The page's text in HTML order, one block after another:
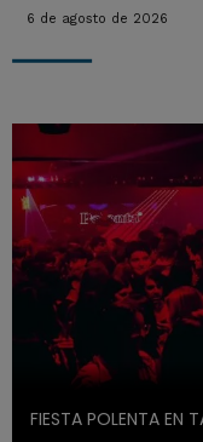
6 de agosto de 2026
FIESTA POLENTA EN